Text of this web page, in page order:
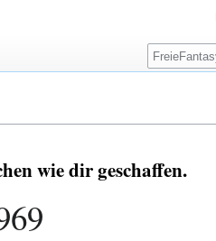
wie dir geschaffen.
Suche